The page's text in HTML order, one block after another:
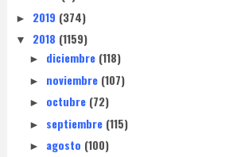
► 2019 (374)
▼ 2018 (1159)
► diciembre (118)
► noviembre (107)
► octubre (72)
► septiembre (115)
► agosto (100)